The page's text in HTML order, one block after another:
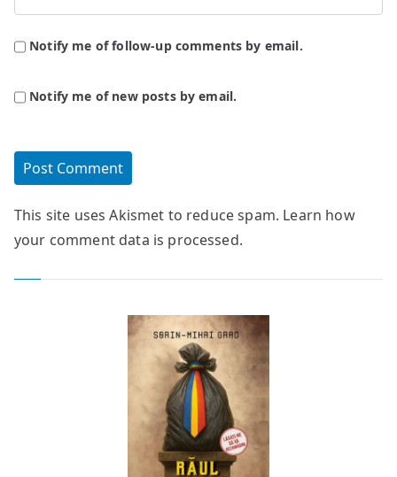
Notify me of follow-up comments by email.
Notify me of new posts by email.
This site uses Akismet to reduce spam. Learn how
your comment data is processed.